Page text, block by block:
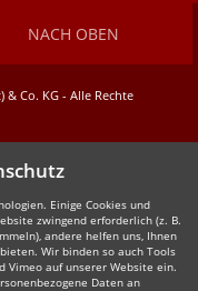
NACH OBEN
Co. KG - Alle Rechte
Einige Cookies und
zwingend erforderlich (z. B.
andere helfen uns, Ihnen
Wir binden so auch Tools
Vimeo auf unserer Website ein.
Daten an